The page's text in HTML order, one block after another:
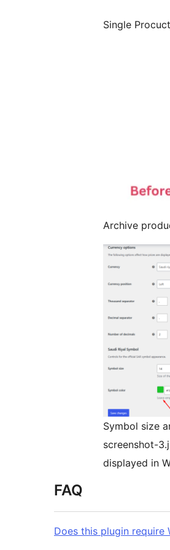
Single
Archive
Symbol size
screenshot-
displayed in
FAQ
Does this plugin require